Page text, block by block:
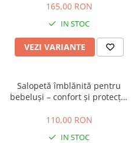
165,00 RON
IN STOC
VEZI VARIANTE
Salopetă îmblănită pentru
bebeluși – confort și protecție
110,00 RON
IN STOC